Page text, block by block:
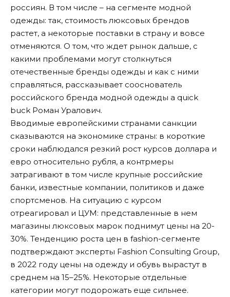
россиян. В том числе – на сегменте модной
одежды: так, стоимость люксовых брендов
растет, а некоторые поставки в страну и вовсе
отменяются. О том, что ждет рынок дальше, с
какими проблемами могут столкнуться
отечественные бренды одежды и как с ними
справляться, рассказывает сооснователь
российского бренда модной одежды a quick
buck Роман Уралович.
Вводимые европейскими странами санкции
сказываются на экономике страны: в короткие
сроки наблюдался резкий рост курсов доллара и
евро относительно рубля, а контрмеры
затрагивают в том числе крупные российские
банки, известные компании, политиков и даже
спортсменов. На ситуацию с курсом
отреагировал и ЦУМ: представленные в нем
магазины люксовых марок поднимут цены на 20-
30%. Тенденцию роста цен в fashion-сегменте
подтверждают эксперты Fashion Consulting Group,
в 2022 году цены на одежду и обувь вырастут в
среднем на 15–25%. Некоторые отдельные
категории могут подорожать еще сильнее.